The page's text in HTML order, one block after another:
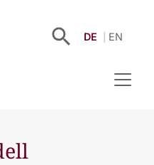
DE EN